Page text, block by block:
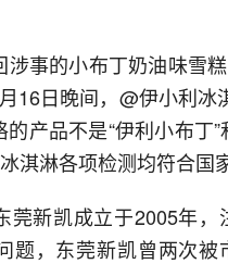
事的小布丁奶油味雪
16日晚间，@伊小利冰
产品不是“伊利小布丁
淇淋各项检测均符合国
莞新凯成立于2005年
题，东莞新凯曾两次